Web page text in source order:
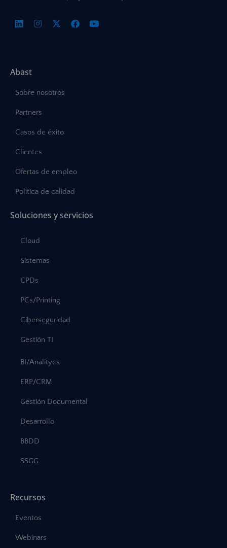
Abast
Sobre nosotros
Partners
Casos de éxito
Clientes
Ofertas de empleo
Política de calidad
Soluciones y servicios
Cloud
Sistemas
CPDs
PCs/Printing
Ciberseguridad
Gestión TI
BI/Analitycs
ERP/CRM
Gestión Documental
Desarrollo
BBDD
SSGG
Recursos
Eventos
Webinars